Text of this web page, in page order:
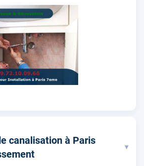
canalisation à Paris
▾